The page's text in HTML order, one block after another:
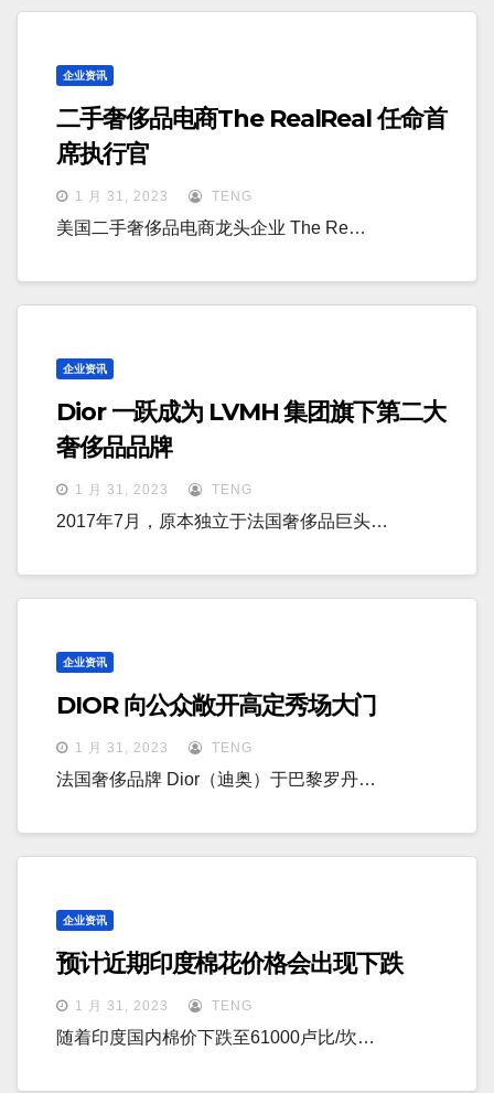
企业资讯
二手奢侈品电商The RealReal 任命首
席执行官
1 月 31, 2023 TENG
美国二手奢侈品电商龙头企业 The Re…
企业资讯
Dior 一跃成为 LVMH 集团旗下第二大
奢侈品品牌
1 月 31, 2023 TENG
2017年7月，原本独立于法国奢侈品巨头…
企业资讯
DIOR 向公众敞开高定秀场大门
1 月 31, 2023 TENG
法国奢侈品牌 Dior（迪奥）于巴黎罗丹…
企业资讯
预计近期印度棉花价格会出现下跌
1 月 31, 2023 TENG
随着印度国内棉价下跌至61000卢比/坎…